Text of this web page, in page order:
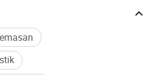
(panjang tepatnya mungkin
pemformatan). *